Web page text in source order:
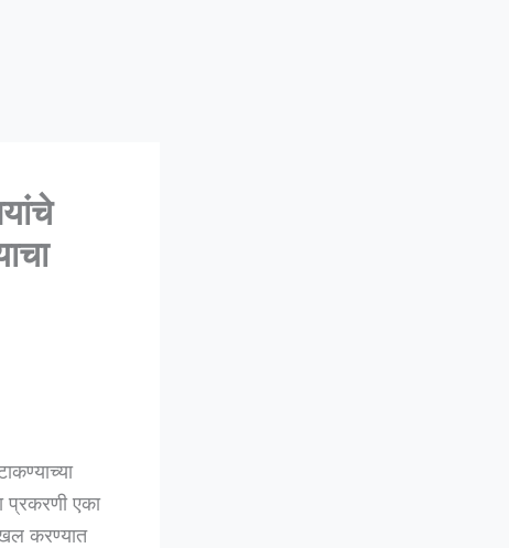
प्रकरणी एका
करण्यात